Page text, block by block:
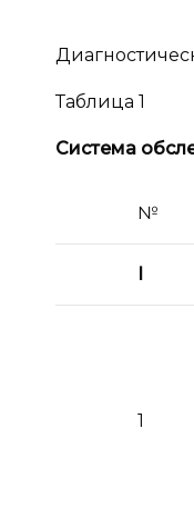
Таблица 1
Система
№
I
1